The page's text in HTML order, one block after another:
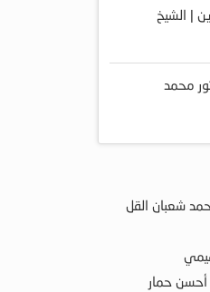
| الشيخ
محمد
شعبان القل
حمار